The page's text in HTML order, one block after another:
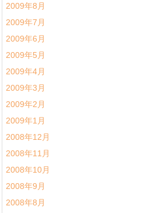
2009年8月
2009年7月
2009年6月
2009年5月
2009年4月
2009年3月
2009年2月
2009年1月
2008年12月
2008年11月
2008年10月
2008年9月
2008年8月